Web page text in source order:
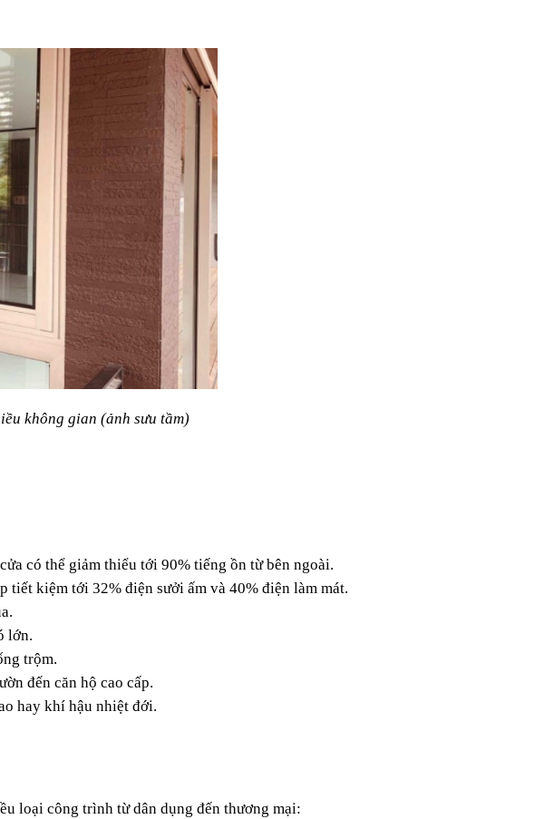
không gian (ảnh sưu tầm)
có thể giảm thiểu tới 90% tiếng ồn từ bên ngoài.
tiết kiệm tới 32% điện sưởi ấm và 40% điện làm mát.
lớn.
trộm.
đến căn hộ cao cấp.
hay khí hậu nhiệt đới.
loại công trình từ dân dụng đến thương mại: